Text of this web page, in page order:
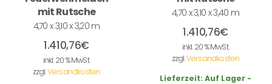
mit Rutsche
4,70 x 3,10 x 3,20 m
1.410,76€
inkl. 20 % MwSt.
zzgl.Versandkosten
4,70 x 3,10 x 3,40 m
1.410,76€
inkl. 20 % MwSt.
zzgl.Versandkosten
Lieferzeit: Auf Lager -